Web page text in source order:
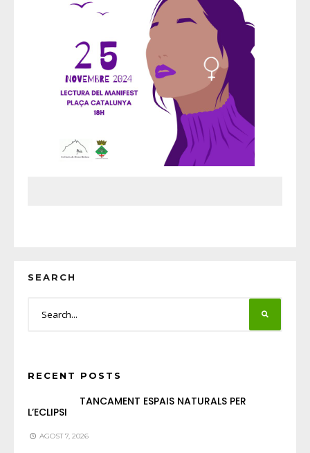
SEARCH
RECENT POSTS
TANCAMENT ESPAIS NATURALS PER
L’ECLIPSI
AGOST 7, 2026